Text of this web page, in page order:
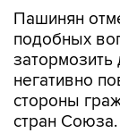
Пашинян
подобных
негативно
стороны
стран Союза.